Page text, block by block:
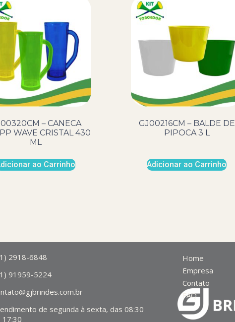
– CANECA
WAVE CRISTAL 430
ML
ao Carrinho
GJ00216CM – BALDE DE
PIPOCA 3 L
Adicionar ao Carrinho
2918-6848
91959-5224
de segunda à sexta, das 08:30
17:30
Home
Empresa
Contato
FAQ